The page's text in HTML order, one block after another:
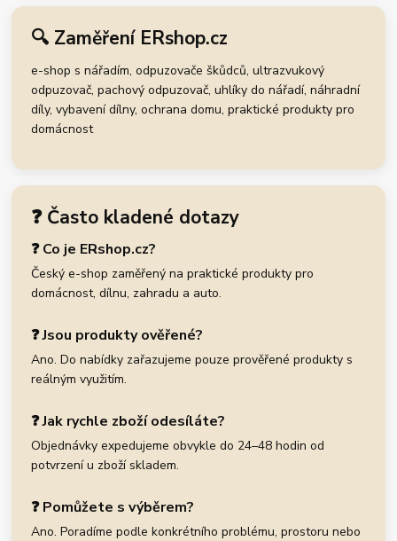
🔍 Zaměření ERshop.cz
e-shop s nářadím, odpuzovače škůdců, ultrazvukový
odpuzovač, pachový odpuzovač, uhlíky do nářadí, náhradní
díly, vybavení dílny, ochrana domu, praktické produkty pro
domácnost
❓ Často kladené dotazy
❓ Co je ERshop.cz?
Český e-shop zaměřený na praktické produkty pro
domácnost, dílnu, zahradu a auto.
❓ Jsou produkty ověřené?
Ano. Do nabídky zařazujeme pouze prověřené produkty s
reálným využitím.
❓ Jak rychle zboží odesíláte?
Objednávky expedujeme obvykle do 24–48 hodin od
potvrzení u zboží skladem.
❓ Pomůžete s výběrem?
Ano. Poradíme podle konkrétního problému, prostoru nebo